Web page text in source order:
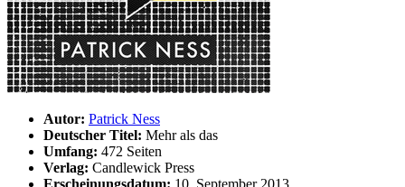
Autor: Patrick Ness
Deutscher Titel: Mehr als das
Umfang: 472 Seiten
Verlag: Candlewick Press
Erscheinungsdatum: 10. September 2013